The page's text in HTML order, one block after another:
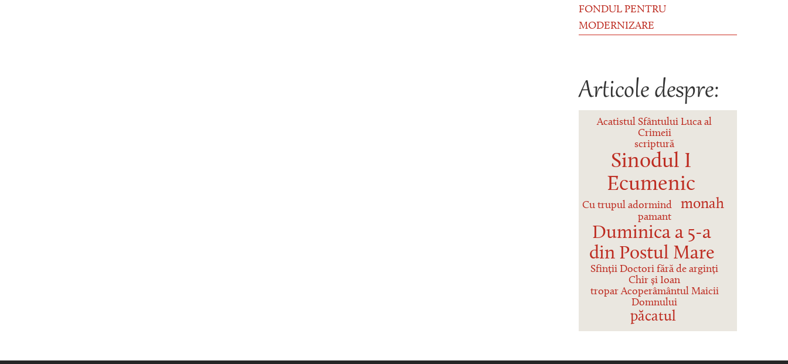
FONDUL PENTRU
MODERNIZARE
Articole despre:
Acatistul Sfântului Luca al
Crimeii
scriptură
Sinodul I
Ecumenic
Cu trupul adormind monah
pamant
Duminica a 5-a
din Postul Mare
Sfinții Doctori fără de arginți
Chir și Ioan
tropar Acoperâmântul Maicii
Domnului
păcatul